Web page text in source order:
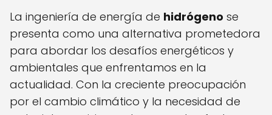
La ingeniería de energía de hidrógeno se
presenta como una alternativa prometedora
para abordar los desafíos energéticos y
ambientales que enfrentamos en la
actualidad. Con la creciente preocupación
por el cambio climático y la necesidad de